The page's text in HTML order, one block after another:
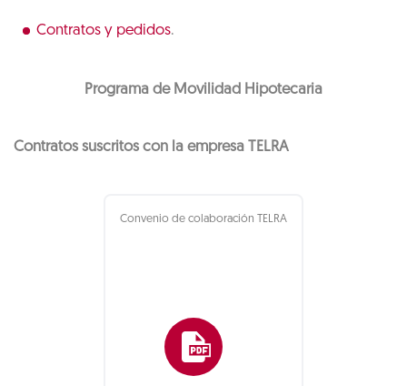
Contratos y pedidos.
Programa de Movilidad Hipotecaria
Contratos suscritos con la empresa TELRA
Convenio de colaboración TELRA